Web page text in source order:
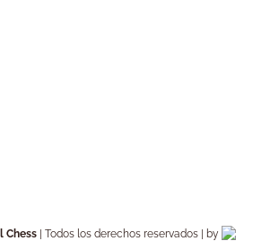
Chess| Todos los derechos reservados | by